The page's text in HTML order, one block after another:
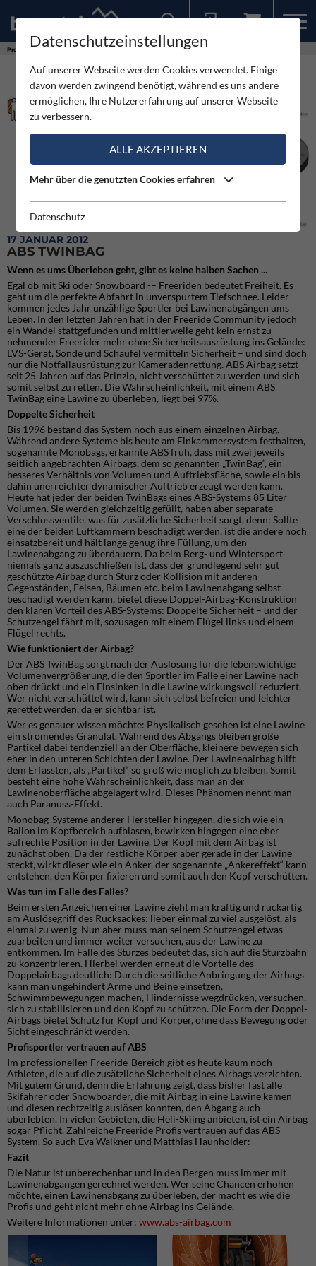
Produkte
ABS Statistik Ueberlebensrate
17 JANUAR 2012
ABS TWINBAG
Wenn es ums Überleben geht, gibt es keine halben Sachen ...
Egal ob mit Ski oder Snowboard -– Freeriden bedeutet Freiheit. Es
geht um die perfekte Abfahrt in unverspurtem Tiefschnee. Leider
kommen jedes Jahr unzählige Sportler bei Lawinenabgängen ums
Leben. In den letzten Jahren hat in der Freeride Community jedoch
ein Wandel stattgefunden und mittlerweile geht kein ernst zu
nehmender Freerider mehr ohne Sicherheitsausrüstung ins Gelände:
LVS-Gerät, Sonde und Schaufel vermitteln Sicherheit – und sind doch
nur die Notfallausrüstung zur Kameradenrettung. ABS Airbag setzt
seit 25 Jahren auf das Prinzip, nicht verschüttet zu werden und sich
somit selbst zu retten. Die Wahrscheinlichkeit, mit einem ABS
TwinBag eine Lawine zu überleben, liegt bei 97%.
Doppelte Sicherheit
Bis 1996 bestand das System noch aus einem einzelnen Airbag.
Während andere Systeme bis heute am Einkammersystem festhalten,
sogenannte Monobags, erkannte ABS früh, dass mit zwei jeweils
seitlich angebrachten Airbags, dem so genannten „TwinBag“, ein
besseres Verhältnis von Volumen und Auftriebsfläche, sowie ein bis
dahin unerreichter dynamischer Auftrieb erzeugt werden kann.
Heute hat jeder der beiden TwinBags eines ABS-Systems 85 Liter
Volumen. Sie werden gleichzeitig gefüllt, haben aber separate
Verschlussventile, was für zusätzliche Sicherheit sorgt, denn: Sollte
eine der beiden Luftkammern beschädigt werden, ist die andere noch
einsatzbereit und hält lange genug ihre Füllung, um den
Lawinenabgang zu überdauern. Da beim Berg- und Wintersport
niemals ganz auszuschließen ist, dass der grundlegend sehr gut
geschützte Airbag durch Sturz oder Kollision mit anderen
Gegenständen, Felsen, Bäumen etc. beim Lawinenabgang selbst
beschädigt werden kann, bietet diese Doppel-Airbag-Konstruktion
den klaren Vorteil des ABS-Systems: Doppelte Sicherheit – und der
Schutzengel fährt mit, sozusagen mit einem Flügel links und einem
Flügel rechts.
Wie funktioniert der Airbag?
Der ABS TwinBag sorgt nach der Auslösung für die lebenswichtige
Volumenvergrößerung, die den Sportler im Falle einer Lawine nach
oben drückt und ein Einsinken in die Lawine wirkungsvoll reduziert.
Wer nicht verschüttet wird, kann sich selbst befreien und leichter
gerettet werden, da er sichtbar ist.
Wer es genauer wissen möchte: Physikalisch gesehen ist eine Lawine
ein strömendes Granulat. Während des Abgangs bleiben große
Partikel dabei tendenziell an der Oberfläche, kleinere bewegen sich
eher in den unteren Schichten der Lawine. Der Lawinenairbag hilft
dem Erfassten, als „Partikel“ so groß wie möglich zu bleiben. Somit
besteht eine hohe Wahrscheinlichkeit, dass man an der
Lawinenoberfläche abgelagert wird. Dieses Phänomen nennt man
auch Paranuss-Effekt.
Monobag-Systeme anderer Hersteller hingegen, die sich wie ein
Ballon im Kopfbereich aufblasen, bewirken hingegen eine eher
aufrechte Position in der Lawine. Der Kopf mit dem Airbag ist
zunächst oben. Da der restliche Körper aber gerade in der Lawine
steckt, wirkt dieser wie ein Anker, der sogenannte „Ankereffekt“ kann
entstehen, den Körper fixieren und somit auch den Kopf verschütten.
Was tun im Falle des Falles?
Beim ersten Anzeichen einer Lawine zieht man kräftig und ruckartig
am Auslösegriff des Rucksackes: lieber einmal zu viel ausgelöst, als
einmal zu wenig. Nun aber muss man seinem Schutzengel etwas
zuarbeiten und immer weiter versuchen, aus der Lawine zu
entkommen. Im Falle des Sturzes bedeutet das, sich auf die Sturzbahn
zu konzentrieren. Hierbei werden erneut die Vorteile des
Doppelairbags deutlich: Durch die seitliche Anbringung der Airbags
kann man ungehindert Arme und Beine einsetzen,
Schwimmbewegungen machen, Hindernisse wegdrücken, versuchen,
sich zu stabilisieren und den Kopf zu schützen. Die Form der Doppel-
Airbags bietet Schutz für Kopf und Körper, ohne dass Bewegung oder
Sicht eingeschränkt werden.
Profisportler vertrauen auf ABS
Im professionellen Freeride-Bereich gibt es heute kaum noch
Athleten, die auf die zusätzliche Sicherheit eines Airbags verzichten.
Mit gutem Grund, denn die Erfahrung zeigt, dass bisher fast alle
Skifahrer oder Snowboarder, die mit Airbag in eine Lawine kamen
und diesen rechtzeitig auslösen konnten, den Abgang auch
überlebten. In vielen Gebieten, die Heli-Skiing anbieten, ist ein Airbag
sogar Pflicht. Zahlreiche Freeride Profis vertrauen auf das ABS
System. So auch Eva Walkner und Matthias Haunholder:
Fazit
Die Natur ist unberechenbar und in den Bergen muss immer mit
Lawinenabgängen gerechnet werden. Wer seine Chancen erhöhen
möchte, einen Lawinenabgang zu überleben, der macht es wie die
Profis und geht nicht mehr ohne Airbag ins Gelände.
Weitere Informationen unter: www.abs-airbag.com
Datenschutzeinstellungen
Auf unserer Webseite werden Cookies verwendet. Einige
davon werden zwingend benötigt, während es uns andere
ermöglichen, Ihre Nutzererfahrung auf unserer Webseite
zu verbessern.
ALLE AKZEPTIEREN
Mehr über die genutzten Cookies erfahren
Datenschutz